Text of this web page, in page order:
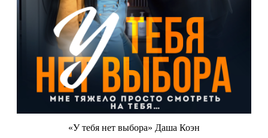
«У тебя нет выбора» Даша Коэн